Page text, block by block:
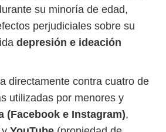
su minoría de edad,
perjudiciales sobre su
depresión e ideación
directamente contra cuatro de
utilizadas por menores y
(Facebook e Instagram),